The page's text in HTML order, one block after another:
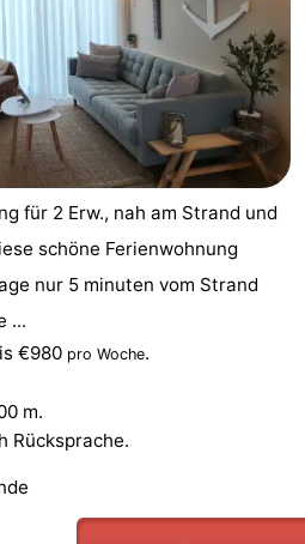
für 2 Erw., nah am Strand und
schöne Ferienwohnung
nur 5 minuten vom Strand
...
€980 pro Woche.
m.
Rücksprache.